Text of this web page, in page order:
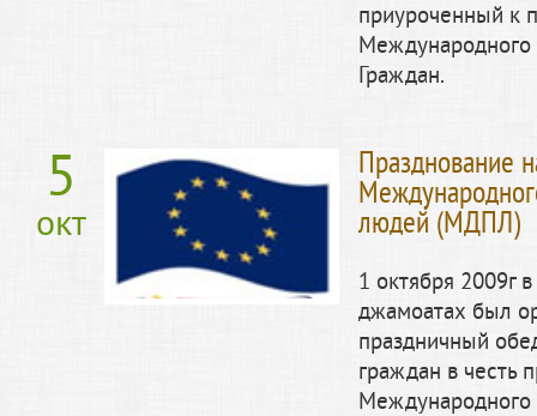
приуроченный к
Граждан.
5
окт
Празднование
людей (МДПЛ)
1 октября 2009г
джамоатах был
праздничный
граждан в честь